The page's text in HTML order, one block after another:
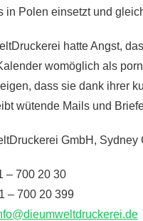
in Polen einsetzt und
hatte Angst,
womöglich als
dass sie dank ihrer
wütende Mails und
GmbH,
– 700 20 30
– 700 20 399
@dieumweltdruckerei.de